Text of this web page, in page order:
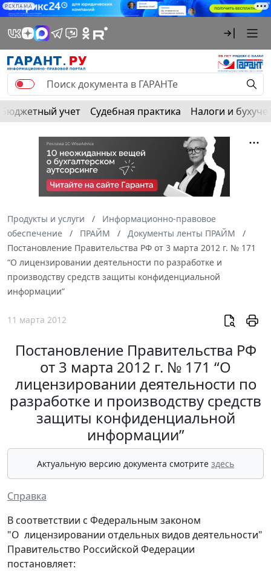
РЕКЛАМА
Бюджетный учет Судебная практика Налоги и
Продукты и услуги
Информационно-правовое
обеспечение
ПРАЙМ
Документы ленты ПРАЙМ
Постановление Правительства РФ от 3 марта 2012 г. № 171
“О лицензировании деятельности по разработке и
производству средств защиты конфиденциальной
информации”
11 марта 2012
Постановление Правительства РФ
от 3 марта 2012 г. № 171 “О
лицензировании деятельности по
разработке и производству средств
защиты конфиденциальной
информации”
Актуальную версию документа смотрите здесь
Справка
В соответствии с Федеральным законом
"О лицензировании отдельных видов деятельности"
Правительство Российской Федерации
постановляет: